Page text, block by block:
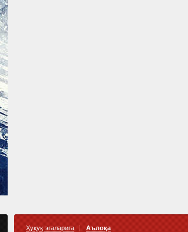
Ҳуқуқ эгаларига Аълоқа